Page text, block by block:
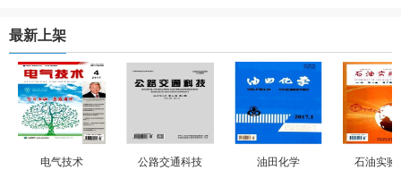
最新上架
电气技术 公路交通科技 油田化学 石油实验